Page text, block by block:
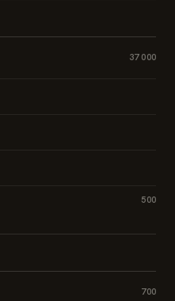
37 000
500
700